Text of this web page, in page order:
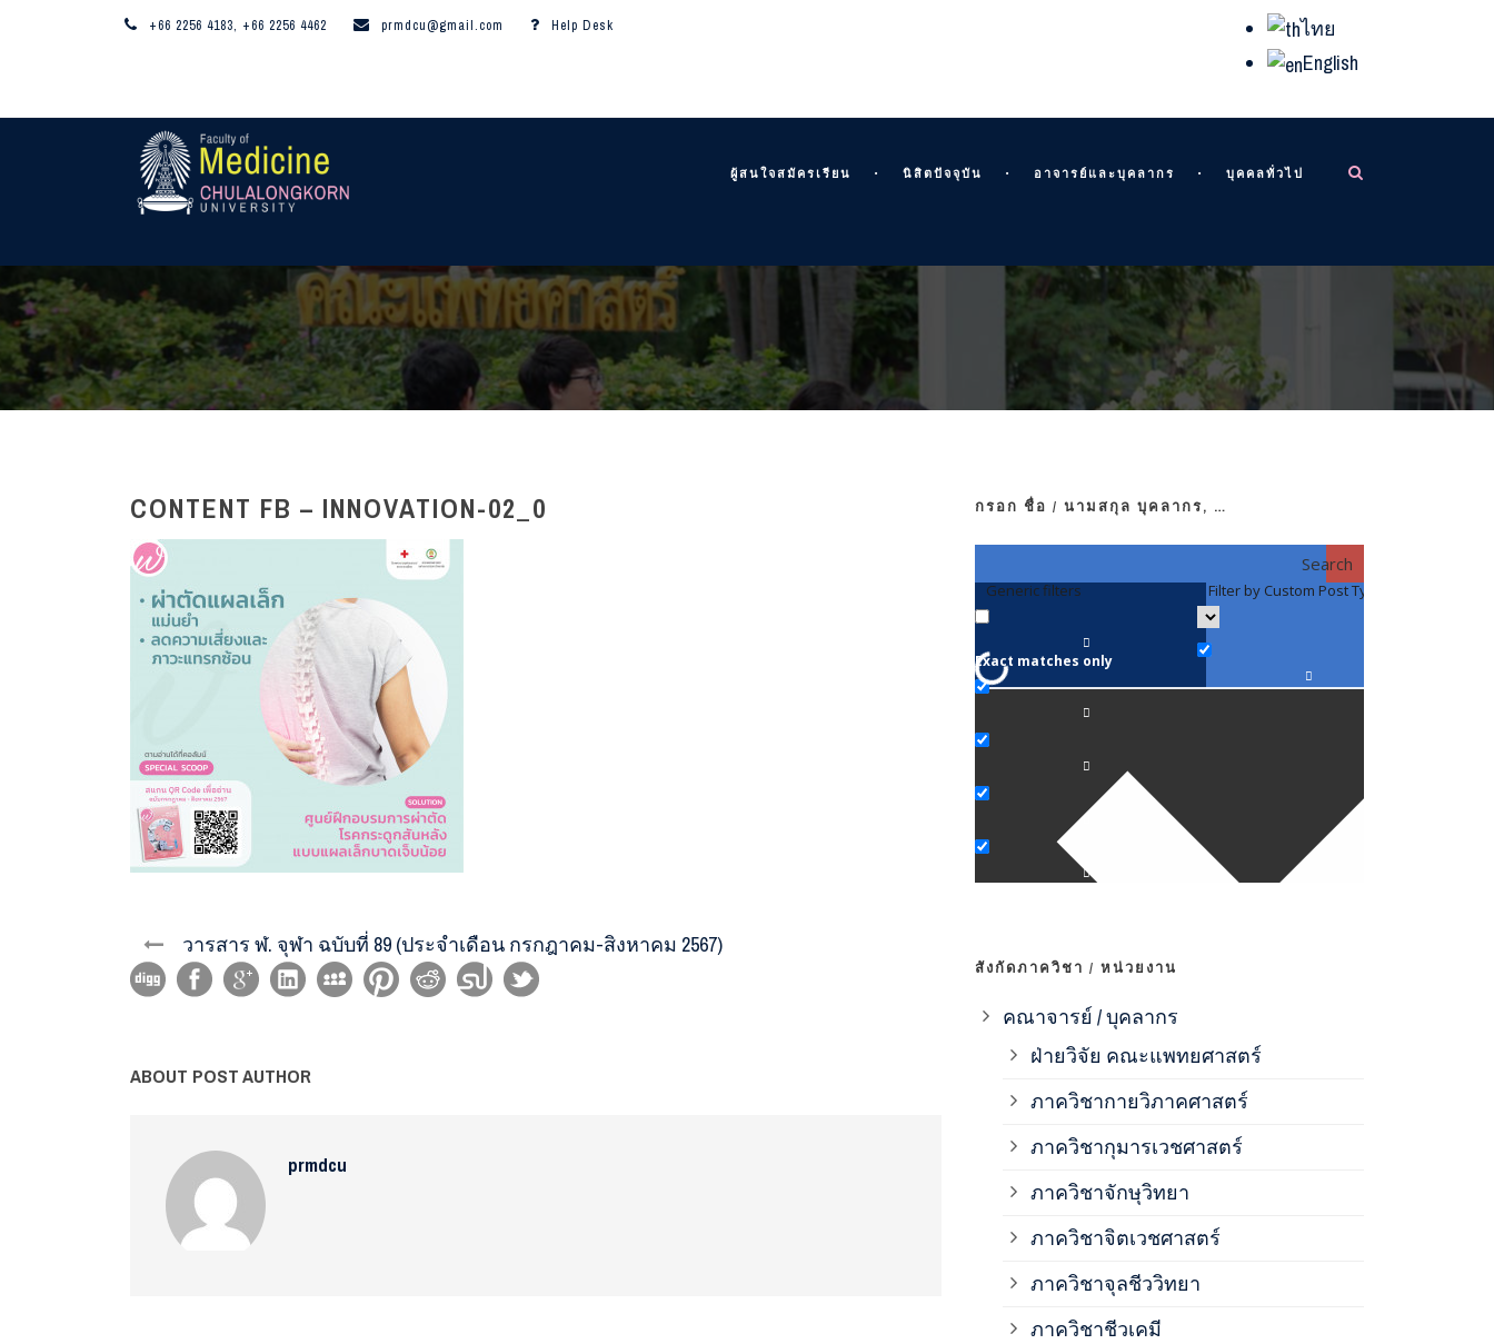
+66 2256 4183, +66 2256 4462 prmdcu@gmail.com Help Desk
ไทย
English
ผู้สนใจสมัครเรียน นิสิตปัจจุบัน อาจารย์และบุคลากร บุคคลทั่วไป
CONTENT FB – INNOVATION-02_0
วารสาร ฬ. จุฬา ฉบับที่ 89 (ประจำเดือน กรกฎาคม-สิงหาคม 2567)
ABOUT POST AUTHOR
prmdcu
กรอก ชื่อ / นามสกุล บุคลากร, …
Search
Generic filters
Exact matches only
Filter by Custom Post Type
สังกัดภาควิชา / หน่วยงาน
คณาจารย์ / บุคลากร
ฝ่ายวิจัย คณะแพทยศาสตร์
ภาควิชากายวิภาคศาสตร์
ภาควิชากุมารเวชศาสตร์
ภาควิชาจักษุวิทยา
ภาควิชาจิตเวชศาสตร์
ภาควิชาจุลชีววิทยา
ภาควิชาชีวเคมี